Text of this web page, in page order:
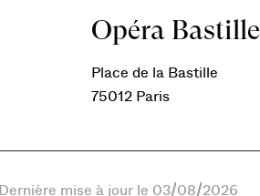
Opéra Bastille
Place de la Bastille
75012 Paris
Dernière mise à jour le 03/08/2026